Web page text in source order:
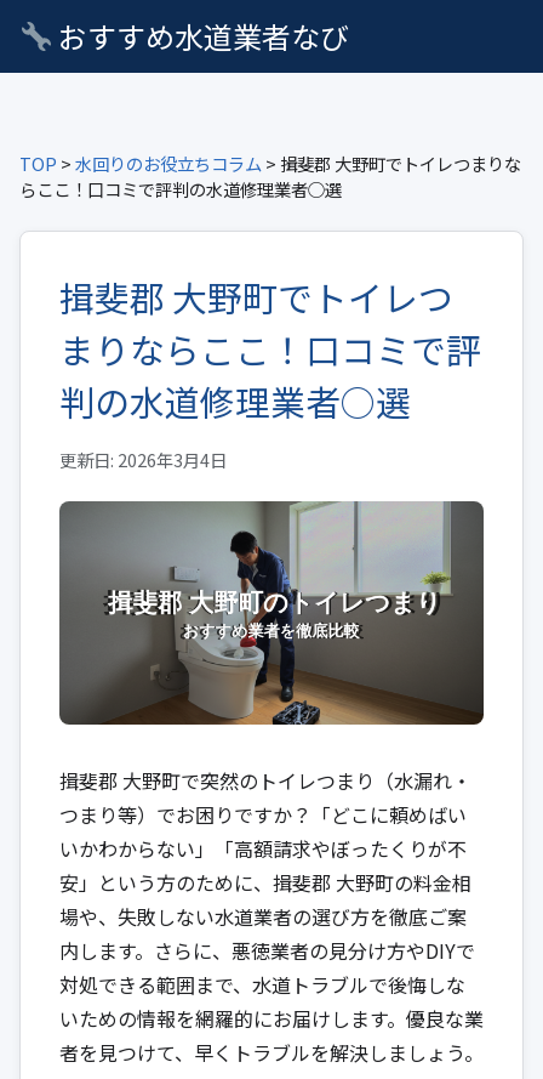
おすすめ水道業者なび
TOP >水回りのお役立ちコラム > 揖斐郡 大野町でトイレつまりな
らここ！口コミで評判の水道修理業者○選
揖斐郡 大野町でトイレつ
まりならここ！口コミで評
判の水道修理業者○選
更新日: 2026年3月4日
揖斐郡 大野町で突然のトイレつまり（水漏れ・
つまり等）でお困りですか？「どこに頼めばい
いかわからない」「高額請求やぼったくりが不
安」という方のために、揖斐郡 大野町の料金相
場や、失敗しない水道業者の選び方を徹底ご案
内します。さらに、悪徳業者の見分け方やDIYで
対処できる範囲まで、水道トラブルで後悔しな
いための情報を網羅的にお届けします。優良な業
者を見つけて、早くトラブルを解決しましょう。